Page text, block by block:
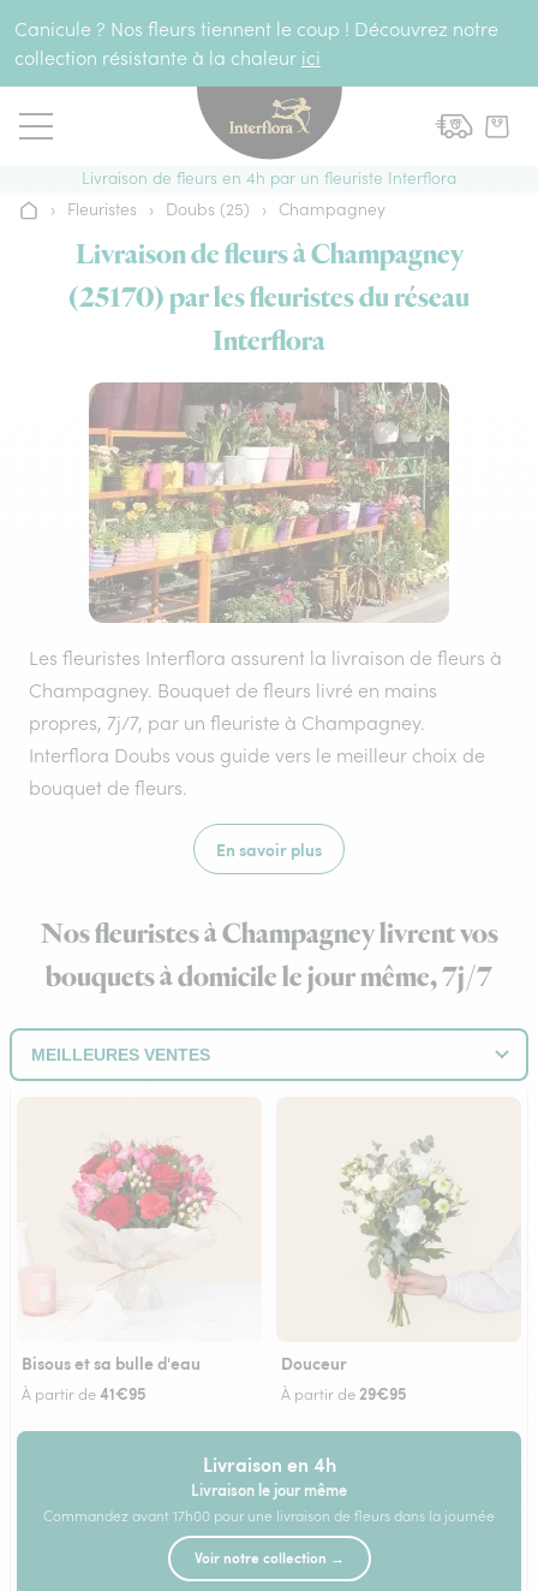
Canicule ? Nos fleurs tiennent le coup ! Découvrez notre
collection résistante à la chaleur ici
Livraison de fleurs en 4h par un fleuriste Interflora
Accueil
› Fleuristes › Doubs (25) › Champagney
Livraison de fleurs à Champagney
(25170) par les fleuristes du réseau
Interflora
Les fleuristes Interflora assurent la livraison de fleurs à
Champagney. Bouquet de fleurs livré en mains
propres, 7j/7, par un fleuriste à Champagney.
Interflora Doubs vous guide vers le meilleur choix de
bouquet de fleurs.
En savoir plus
Nos fleuristes à Champagney livrent vos
bouquets à domicile le jour même, 7j/7
Bisous et sa bulle d'eau
À partir de41€95
Douceur
À partir de29€95
Livraison en 4h
Livraison le jour même
Commandez avant 17h00 pour une livraison de fleurs dans la journée
Voir notre collection →